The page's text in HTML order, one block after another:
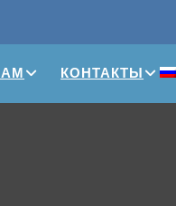
КОНТАКТЫ